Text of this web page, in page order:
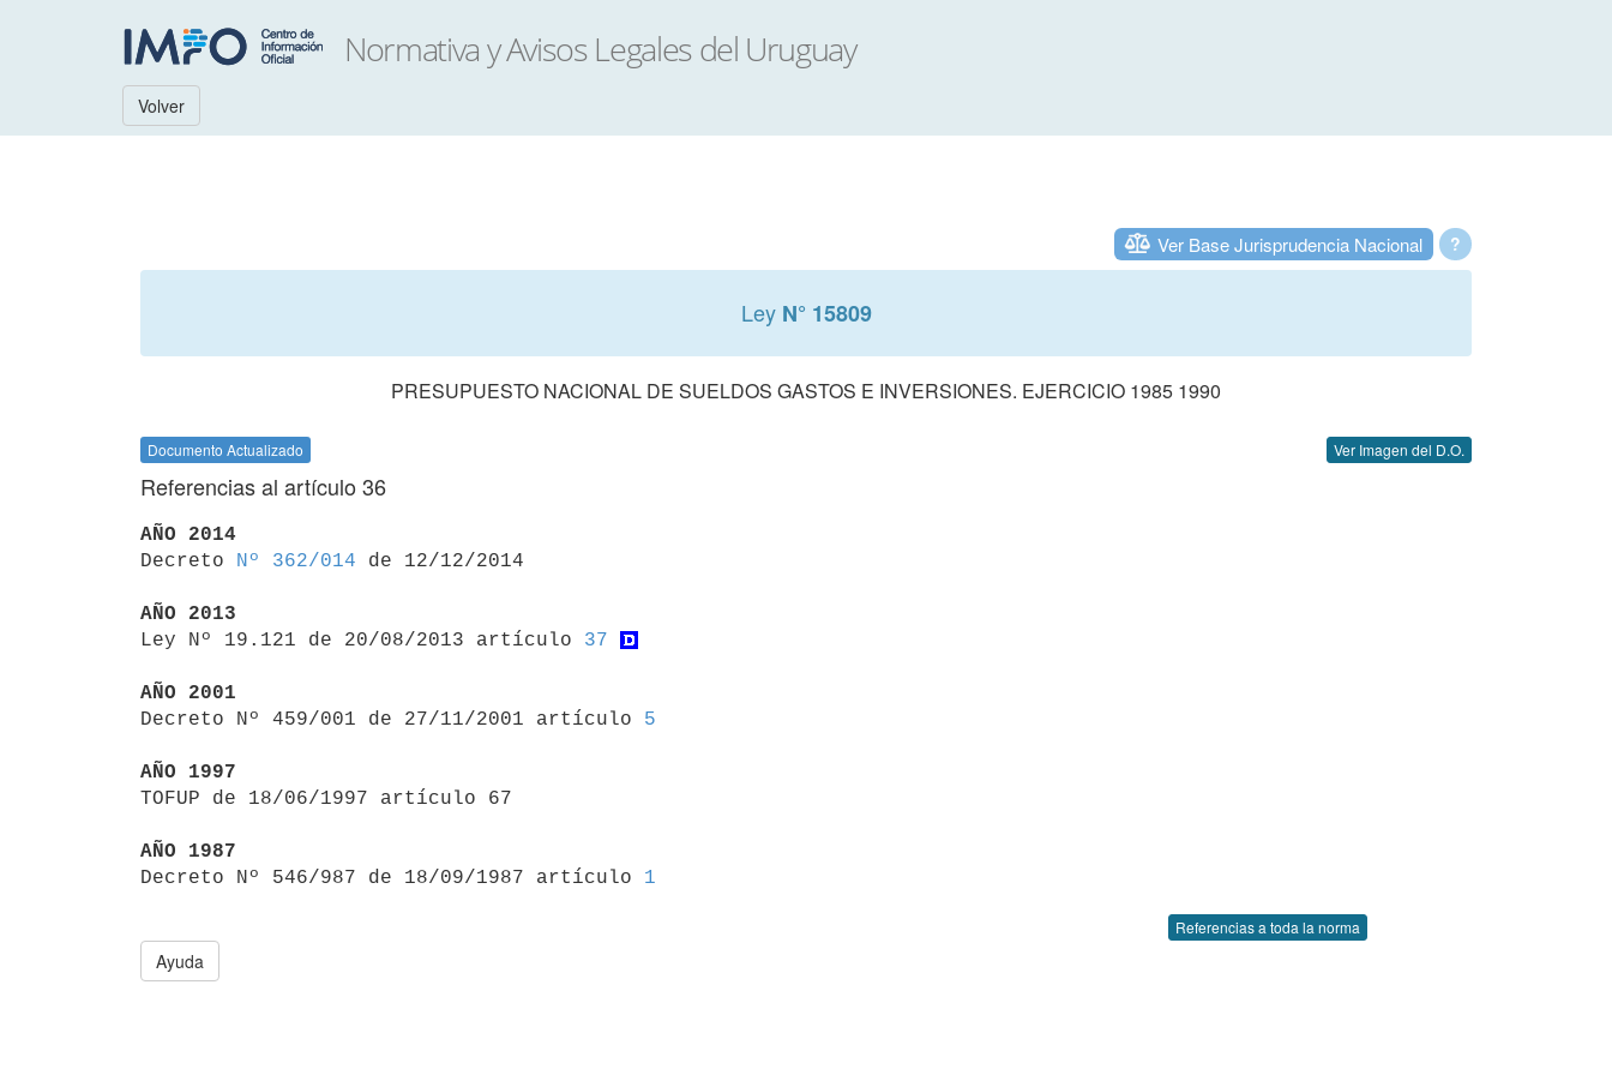
Volver
?
Ver Base Jurisprudencia Nacional
Ley N° 15809
PRESUPUESTO NACIONAL DE SUELDOS GASTOS E INVERSIONES. EJERCICIO 1985 1990
Documento Actualizado Ver Imagen del D.O.
Referencias al artículo 36
AÑO 2014
Decreto
Nº 362/014 de 12/12/2014
AÑO 2013
Ley Nº 19.121 de 20/08/2013 artículo 37
AÑO 2001
Decreto Nº 459/001 de 27/11/2001 artículo 5
AÑO 1997
TOFUP de 18/06/1997 artículo 67
AÑO 1987
Decreto Nº 546/987 de 18/09/1987 artículo 1
Referencias a toda la norma
Ayuda